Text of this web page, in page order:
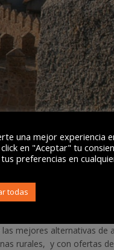
inicialmente en la sur
mejores alternativas de
rurales, y con ofertas
una mejor experiencia
en "Aceptar" tu
preferencias en
todas